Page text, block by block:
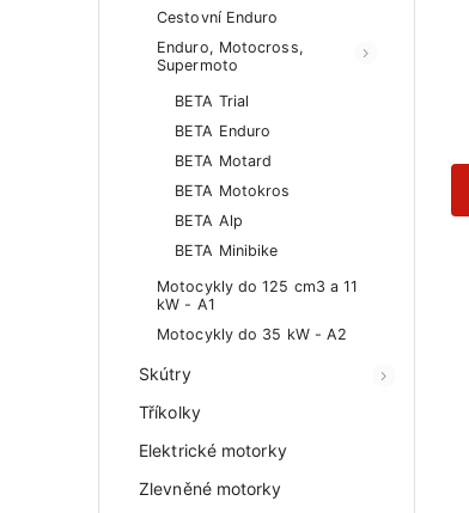
Cestovní Enduro
Enduro, Motocross,
Supermoto
BETA Trial
BETA Enduro
BETA Motard
BETA Motokros
BETA Alp
BETA Minibike
Motocykly do 125 cm3 a 11
kW - A1
Motocykly do 35 kW - A2
Skútry
Tříkolky
Elektrické motorky
Zlevněné motorky